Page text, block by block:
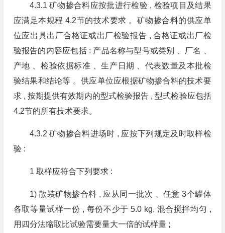
4.3.1 矿物掺合料应按批进行检验 , 检验项目及结果
应满足本规程 4.2节的技术要求 。矿物掺合料的供应单
位应出具出厂合格证或出厂检验报告 , 合格证或出厂检
验报告的内容应包括 : 产品名称与型号或类别 、厂名 、
产地 、检验依据标准 、生产日期 、代表数量及本批检
验结果和结论等 。供应单位应根据矿物掺合料的技术要
求 , 按期提供有效期内的型式检验报告 , 型式检验应包括
4.2节的所有技术要求。
4.3.2 矿物掺合料进场时 , 应按下列规定及时取样检
验 :
1 取样应符合下列要求 :
1) 散装矿物掺合料 , 应从同一批次 、任意 3个罐体
各取等量试样一份 , 每份不少于 5.0 kg, 混合搅拌均匀 ,
用四分法缩取比试验需要量大一倍的试样量 ;